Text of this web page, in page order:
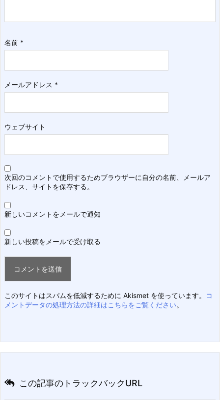
名前 *
メールアドレス *
ウェブサイト
次回のコメントで使用するためブラウザーに自分の名前、メールア
ドレス、サイトを保存する。
新しいコメントをメールで通知
新しい投稿をメールで受け取る
このサイトはスパムを低減するために Akismet を使っています。
コ
メントデータの処理方法の詳細はこちらをご覧ください。
この記事のトラックバックURL